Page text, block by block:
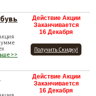
>>
Действие Акции
Заканчивается
16 Декабря
Получить Скидку!
Действие Акции
Заканчивается
16 Декабря